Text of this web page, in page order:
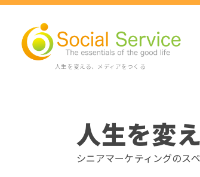
人生を変える、メディアをつくる
人生を変
シニアマーケティングのス